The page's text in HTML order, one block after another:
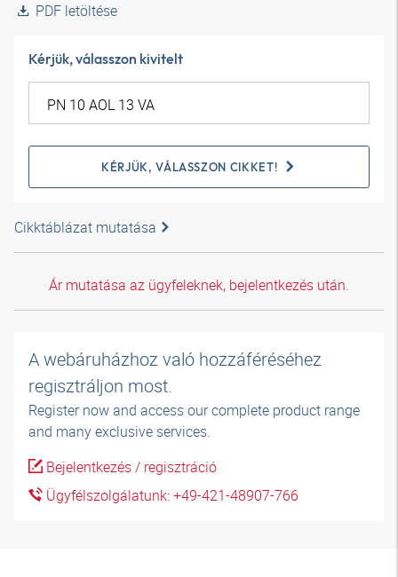
PDF letöltése
Kérjük, válasszon kivitelt
KÉRJÜK, VÁLASSZON CIKKET!
Cikktáblázat mutatása
Ár mutatása az ügyfeleknek, bejelentkezés után.
A webáruházhoz való hozzáféréséhez
regisztráljon most.
Register now and access our complete product range
and many exclusive services.
Bejelentkezés / regisztráció
Ügyfélszolgálatunk: +49-421-48907-766